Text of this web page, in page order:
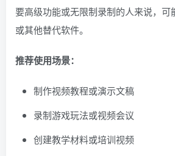
要高级功能或无限制录制的人来说，可
或其他替代软件。
推荐使用场景：
制作视频教程或演示文稿
录制游戏玩法或视频会议
创建教学材料或培训视频